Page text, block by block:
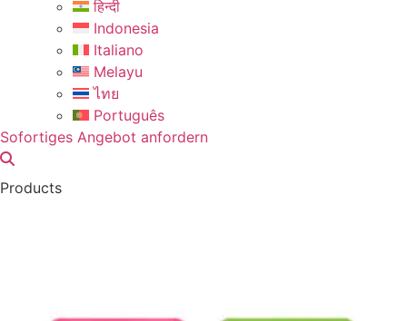
हिन्दी
Indonesia
Italiano
Melayu
ไทย
Português
Sofortiges Angebot anfordern
Products